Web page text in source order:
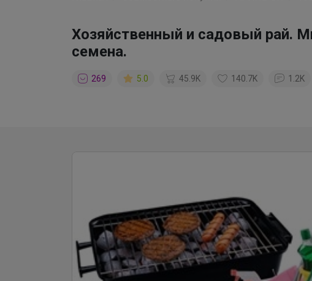
Хозяйственный и садовый рай.
семена.
269 5.0 45.9K 140.7K 1.2K